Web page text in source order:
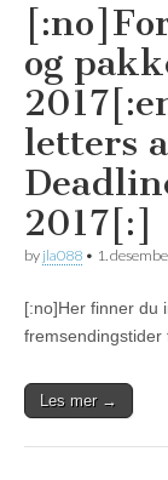
og
letters
2017[:]
by jla088 • 1.
[:no]Her finner du
fremsendingstider
Les mer →